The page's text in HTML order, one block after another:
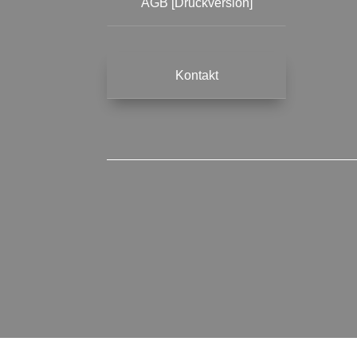
AGB [Druckversion]
Kontakt